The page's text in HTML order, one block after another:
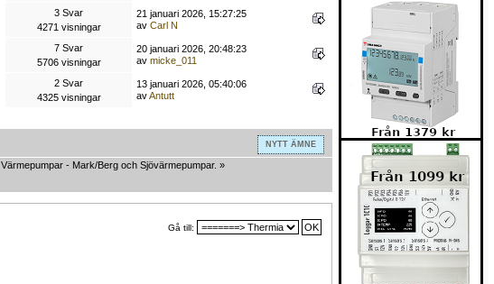
3 Svar
4271 visningar
21 januari 2026, 15:27:25
av Carl N
7 Svar
5706 visningar
20 januari 2026, 20:48:23
av micke_011
2 Svar
4325 visningar
13 januari 2026, 05:40:06
avAntutt
NYTT ÄMNE
Värmepumpar - Mark/Berg och Sjövärmepumpar. »
Gå till: